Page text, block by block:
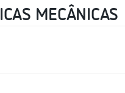
MECÂNICAS